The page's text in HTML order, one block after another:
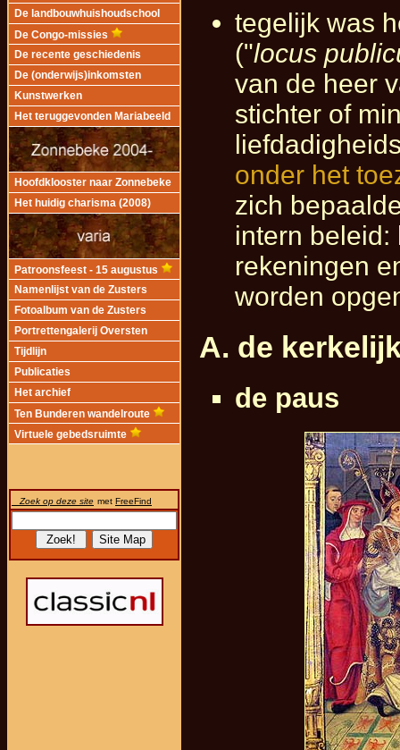
De landbouwhuishoudschool
De Congo-missies
De recente geschiedenis
De (onderwijs)inkomsten
Kunstwerken
Het teruggevonden Mariabeeld
Hoofdklooster naar Zonnebeke
Het huidig charisma (2008)
Patroonsfeest - 15 augustus
Namenlijst van de Zusters
Fotoalbum van de Zusters
Portrettengalerij Oversten
Tijdlijn
Publicaties
Het archief
Ten Bunderen wandelroute
Virtuele gebedsruimte
Zoek op deze site met FreeFind
tegelijk was
("locus
van de heer
stichter of
onder het
zich
intern
rekeningen
worden
A. de
de paus